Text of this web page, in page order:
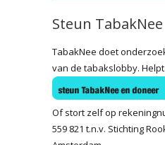
Steun TabakNee
TabakNee doet
van de tabakslobby.
Of stort zelf op
559 821 t.n.v. Stichting